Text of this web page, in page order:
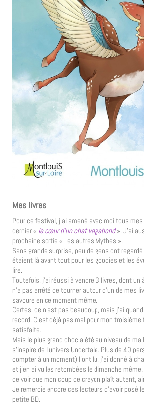
Mes livres
Pour ce festival, j’ai amené avec moi tous
dernier « le cœur d’un chat vagabond». J’ai
prochaine sortie « Les autres Mythes ».
Sans grande surprise, peu de gens ont
étaient là avant tout pour les goodies et les
lire.
Toutefois, j’ai réussi à vendre 3 livres, dont un
n’a pas arrêté de tourner autour d’un de mes
savoure en ce moment même.
Certes, ce n’est pas beaucoup, mais j’ai
record. C’est déjà pas mal pour mon
satisfaite.
Mais le plus grand choc a été au niveau de ma
s’inspire de l’univers Undertale. Plus de 40
compter à un moment) l’ont lu, j’ai donné à
et j’en ai vu les retombées le dimanche
de voir que mon coup de crayon plaît autant,
Je remercie encore ces lecteurs d’avoir posé
petite BD.